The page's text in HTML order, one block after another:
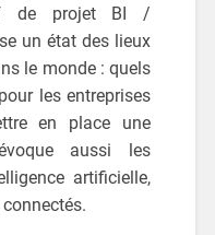
de projet BI /
un état des lieux
le monde : quels
les entreprises
en place une
aussi les
artificielle,